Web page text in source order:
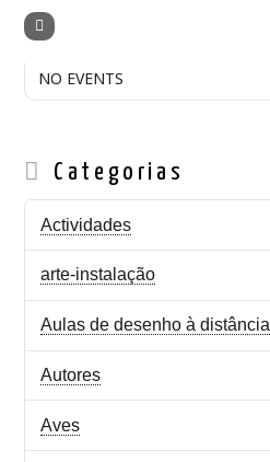
NO EVENTS
Categorias
Actividades
arte-instalação
Aulas de desenho à distância
Autores
Aves